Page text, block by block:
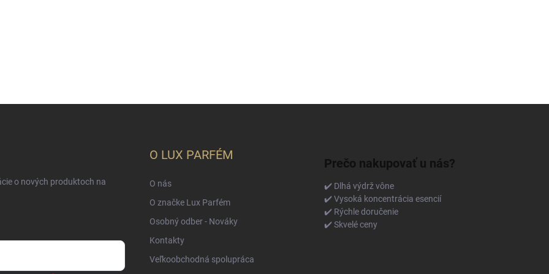
o nových produktoch na
O LUX PARFÉM
O nás
O značke Lux Parfém
Osobný odber - Nováky
Kontakty
Veľkoobchodná spolupráca
Prečo nakupovať u nás?
✔️ Dlhá výdrž vône
✔️ Vysoká koncentrácia esencií
✔️ Rýchle doručenie
✔️ Skvelé ceny